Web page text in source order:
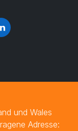
und Wales
Adresse: